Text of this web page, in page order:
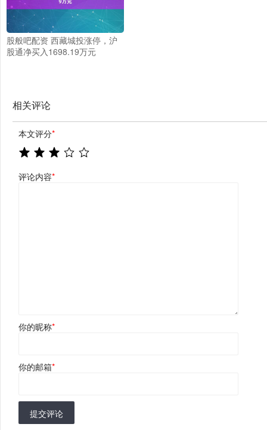
股般吧配资 西藏城投涨停，沪
股通净买入1698.19万元
相关评论
本文评分*
评论内容*
你的昵称*
你的邮箱*
提交评论